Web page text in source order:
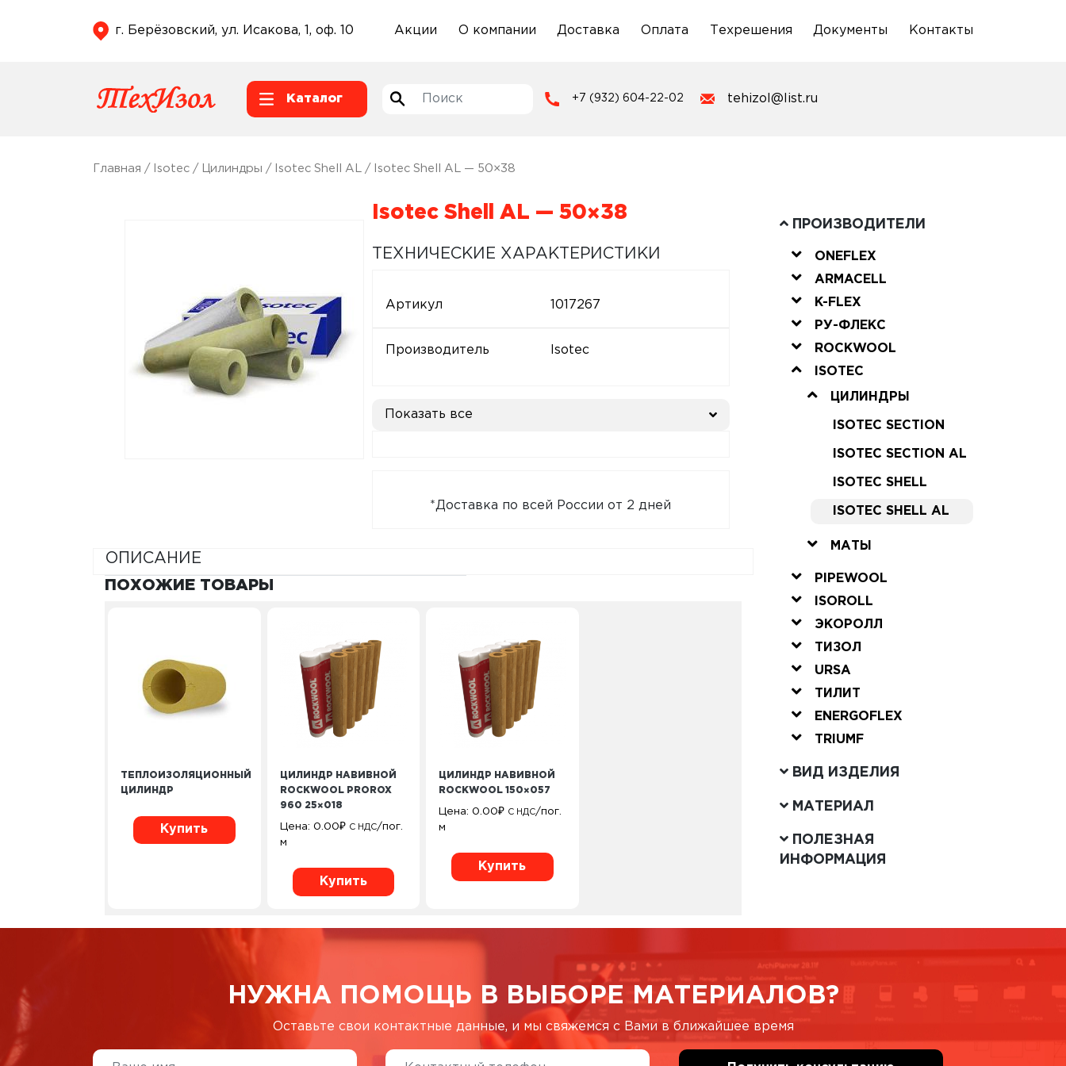
г. Берёзовский, ул. Исакова, 1, оф. 10 Акции О компании Доставка Оплата Техрешения Документы Контакты
Каталог +7 (932) 604-22-02 tehizol@list.ru
Главная / Isotec / Цилиндры / Isotec Shell AL / Isotec Shell AL — 50×38
Isotec Shell AL — 50×38
ТЕХНИЧЕСКИЕ ХАРАКТЕРИСТИКИ
Артикул 1017267
Производитель Isotec
Показать все
*Доставка по всей России от 2 дней
ОПИСАНИЕ
ПОХОЖИЕ ТОВАРЫ
ТЕПЛОИЗОЛЯЦИОННЫЙ
ЦИЛИНДР
Купить
ЦИЛИНДР НАВИВНОЙ
ROCKWOOL PROROX
960 25×018
Цена: 0.00₽ С НДС/пог.
м
Купить
ЦИЛИНДР НАВИВНОЙ
ROCKWOOL 150×057
Цена:0.00₽ С НДС/пог.
м
Купить
ПРОИЗВОДИТЕЛИ
ONEFLEX
ARMACELL
K-FLEX
РУ-ФЛЕКС
ROCKWOOL
ISOTEC
ЦИЛИНДРЫ
ISOTEC SECTION
ISOTEC SECTION AL
ISOTEC SHELL
ISOTEC SHELL AL
МАТЫ
PIPEWOOL
ISOROLL
ЭКОРОЛЛ
ТИЗОЛ
URSA
ТИЛИТ
ENERGOFLEX
TRIUMF
ВИД ИЗДЕЛИЯ
МАТЕРИАЛ
ПОЛЕЗНАЯ
ИНФОРМАЦИЯ
НУЖНА ПОМОЩЬ В ВЫБОРЕ МАТЕРИАЛОВ?
Оставьте свои контактные данные, и мы свяжемся с Вами в ближайшее время